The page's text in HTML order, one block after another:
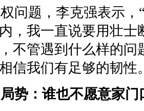
问题，李克强表示，
，我一直说要用壮士
不管遇到什么样的问
信我们有足够的韧性
势：谁也不愿意家门